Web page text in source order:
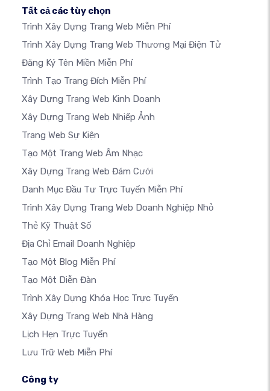
Tất cả các tùy chọn
Trình Xây Dựng Trang Web Miễn Phí
Trình Xây Dựng Trang Web Thương Mại Điện Tử
Đăng Ký Tên Miền Miễn Phí
Trình Tạo Trang Đích Miễn Phí
Xây Dựng Trang Web Kinh Doanh
Xây Dựng Trang Web Nhiếp Ảnh
Trang Web Sự Kiện
Tạo Một Trang Web Âm Nhạc
Xây Dựng Trang Web Đám Cưới
Danh Mục Đầu Tư Trực Tuyến Miễn Phí
Trình Xây Dựng Trang Web Doanh Nghiệp Nhỏ
Thẻ Kỹ Thuật Số
Địa Chỉ Email Doanh Nghiệp
Tạo Một Blog Miễn Phí
Tạo Một Diễn Đàn
Trình Xây Dựng Khóa Học Trực Tuyến
Xây Dựng Trang Web Nhà Hàng
Lịch Hẹn Trực Tuyến
Lưu Trữ Web Miễn Phí
Công ty